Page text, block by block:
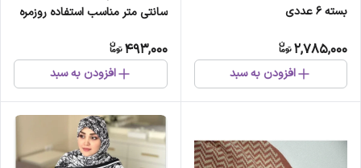
بسته 6 عددی
2,785,000
افزودن به سبد
سانتی متر مناسب استفاده روزمره
493,000
افزودن به سبد